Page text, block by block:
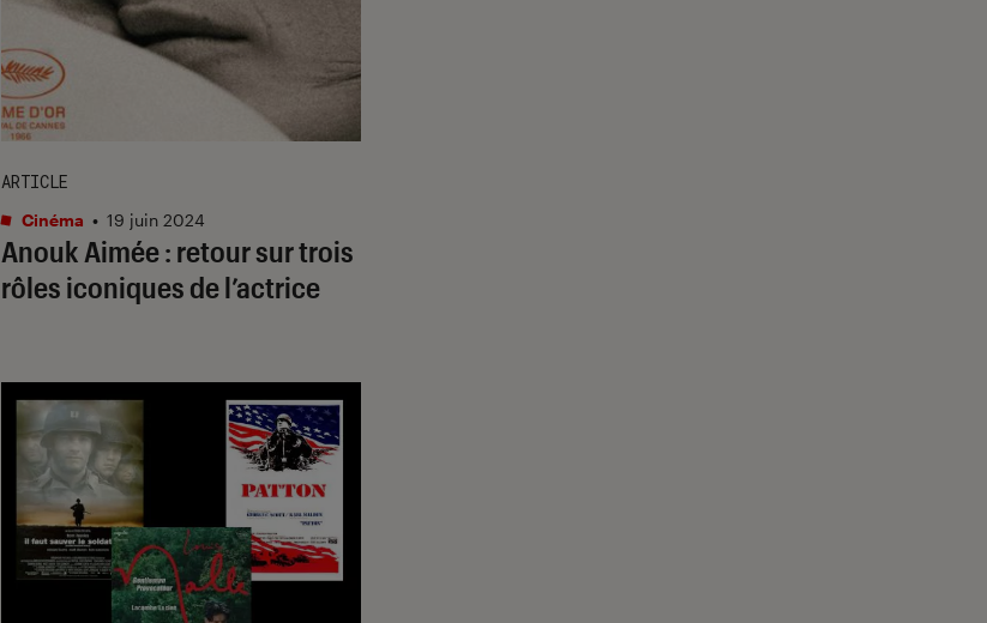
Anouk Aimée : retour sur trois
rôles iconiques de l’actrice
ARTICLE
Cinéma • 19 juin 2024